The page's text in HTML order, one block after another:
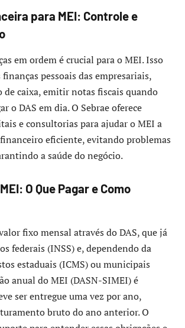
para MEI: Controle e
em ordem é crucial para o MEI. Isso
pessoais das empresariais,
caixa, emitir notas fiscais quando
o DAS em dia. O Sebrae oferece
e consultorias para ajudar o MEI a
eficiente, evitando problemas
a saúde do negócio.
O Que Pagar e Como
fixo mensal através do DAS, que já
federais (INSS) e, dependendo da
estaduais (ICMS) ou municipais
anual do MEI (DASN-SIMEI) é
ser entregue uma vez por ano,
bruto do ano anterior. O